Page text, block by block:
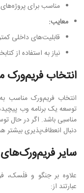
مناسب برای
معایب:
قابلیت‌های داخلی
نیاز به استفاده از
انتخاب فریم‌ورک
انتخاب فریم‌ورک مناسب
توسعه یک برنامه وب
مناسبی باشد. اگر در حال
دنبال انعطاف‌پذیری بیشتر
سایر
علاوه بر جنگو و فلَسک،
عبارتند از: